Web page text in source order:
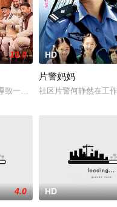
处，却提出同样的问题：什么
10.0
致一個多世代家族在勒克瑙的
HD
片警妈妈
社区片警何静然在工
4.0 HD